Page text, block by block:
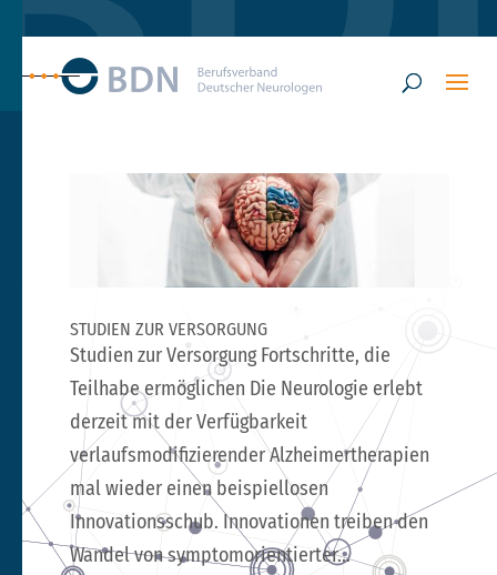
STUDIEN ZUR VERSORGUNG
Studien zur Versorgung Fortschritte, die
Teilhabe ermöglichen Die Neurologie erlebt
derzeit mit der Verfügbarkeit
verlaufsmodifizierender Alzheimertherapien
mal wieder einen beispiellosen
Innovationsschub. Innovationen treiben den
Wandel von symptomorientierter...